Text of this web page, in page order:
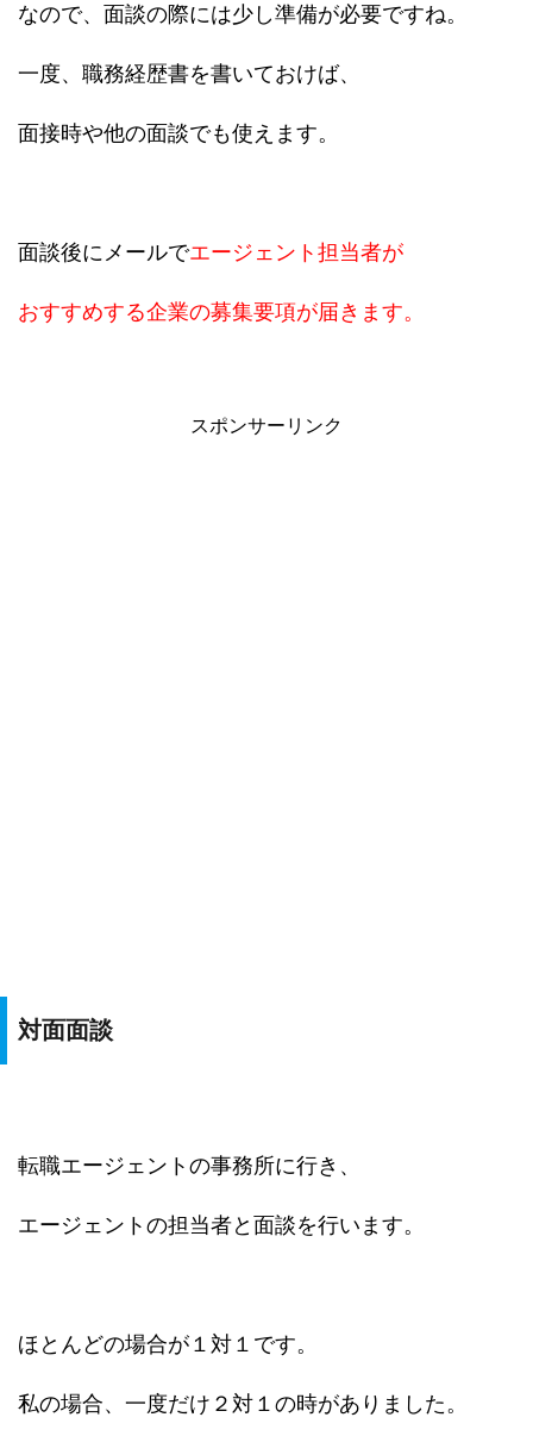
なので、面談の際には少し準備が必要ですね。
一度、職務経歴書を書いておけば、
面接時や他の面談でも使えます。
面談後にメールでエージェント担当者が
おすすめする企業の募集要項が届きます。
スポンサーリンク
対面面談
転職エージェントの事務所に行き、
エージェントの担当者と面談を行います。
ほとんどの場合が１対１です。
私の場合、一度だけ２対１の時がありました。